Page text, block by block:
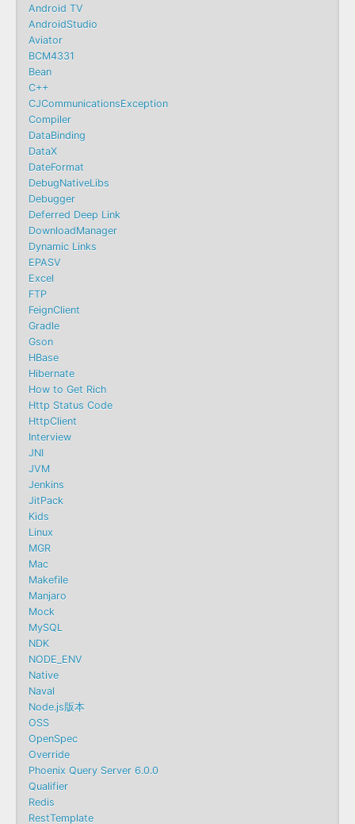
Android TV
AndroidStudio
Aviator
BCM4331
Bean
C++
CJCommunicationsException
Compiler
DataBinding
DataX
DateFormat
DebugNativeLibs
Debugger
Deferred Deep Link
DownloadManager
Dynamic Links
EPASV
Excel
FTP
FeignClient
Gradle
Gson
HBase
Hibernate
How to Get Rich
Http Status Code
HttpClient
Interview
JNI
JVM
Jenkins
JitPack
Kids
Linux
MGR
Mac
Makefile
Manjaro
Mock
MySQL
NDK
NODE_ENV
Native
Naval
Node.js版本
OSS
OpenSpec
Override
Phoenix Query Server 6.0.0
Qualifier
Redis
RestTemplate